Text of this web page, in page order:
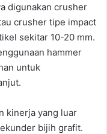
digunakan crusher
crusher tipe impact
sekitar 10-20 mm.
hammer
untuk
kinerja yang luar
bijih grafit.